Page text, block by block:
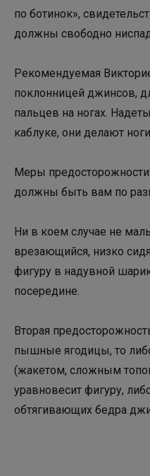
по ботинок»,
должны свободно
Рекомендуемая
поклонницей джинсов,
пальцев на ногах.
каблуке, они делают
Меры
должны быть вам по
Ни в коем случае не
врезающийся, низко
фигуру в надувной
посередине.
Вторая
пышные ягодицы, то
(жакетом, сложным
уравновесит фигуру,
обтягивающих бедра